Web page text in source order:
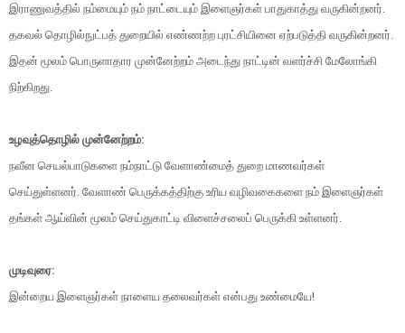
இராணுவத்தில் நம்மையும் நம் நாட்டையும் இளைஞர்கள் பாதுகாத்து வருகின்றனர்.
தகவல் தொழில்நுட்பத் துறையில் எண்ணற்ற புரட்சியினை ஏற்படுத்தி வருகின்றனர்.
இதன் மூலம் பொருளாதார முன்னேற்றம் அடைந்து நாட்டின் வளர்ச்சி மேலோங்கி
நிற்கிறது.
உழவுத்தொழில் முன்னேற்றம்:
நவீன செயல்பாடுகளை நம்நாட்டு வேளாண்மைத் துறை மாணவர்கள்
செய்துள்ளனர். வேளாண் பெருக்கத்திற்கு உரிய வழிவகைகளை நம் இளைஞர்கள்
தங்கள் ஆய்வின் மூலம் செய்துகாட்டி விளைச்சலைப் பெருக்கி உள்ளனர்.
முடிவுரை:
இன்றைய இளைஞர்கள் நாளைய தலைவர்கள் என்பது உண்மையே!